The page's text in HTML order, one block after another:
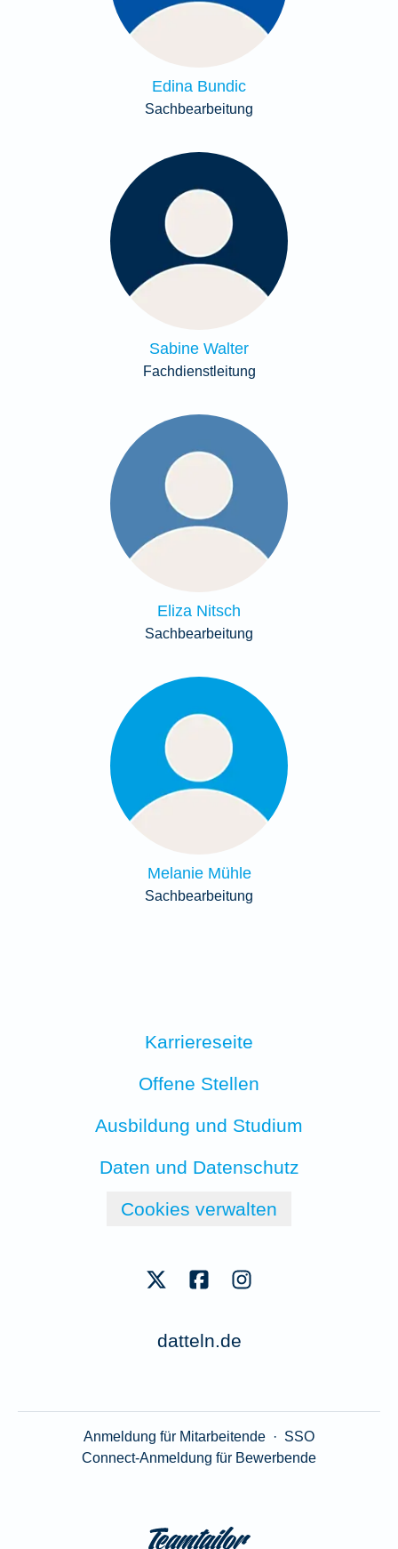
Edina Bundic
Sachbearbeitung
Sabine Walter
Fachdienstleitung
Eliza Nitsch
Sachbearbeitung
Melanie Mühle
Sachbearbeitung
Karriereseite
Offene Stellen
Ausbildung und Studium
Daten und Datenschutz
Cookies verwalten
datteln.de
Anmeldung für Mitarbeitende · SSO
Connect-Anmeldung für Bewerbende